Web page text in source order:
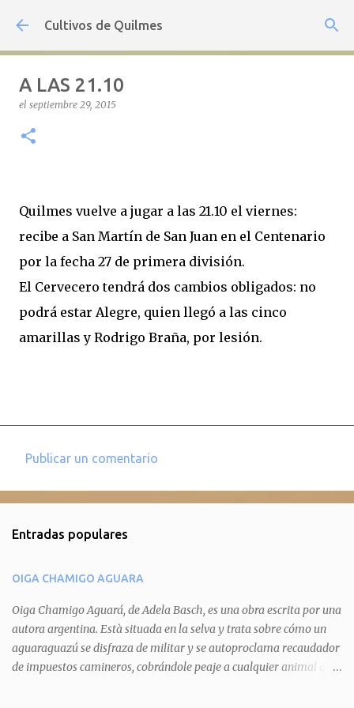
Ir al contenido principal
Cultivos de Quilmes
A LAS 21.10
el septiembre 29, 2015
Quilmes vuelve a jugar a las 21.10 el viernes:
recibe a San Martín de San Juan en el Centenario
por la fecha 27 de primera división.
El Cervecero tendrá dos cambios obligados: no
podrá estar Alegre, quien llegó a las cinco
amarillas y Rodrigo Braña, por lesión.
e
t
a
r
i
o
Publicar un comentario
Entradas populares
OIGA CHAMIGO AGUARA
Oiga Chamigo Aguará, de Adela Basch, es una obra escrita por una
autora argentina. Està situada en la selva y trata sobre cómo un
aguaraguazú se disfraza de militar y se autoproclama recaudador
de impuestos camineros, cobrándole peaje a cualquier animal que